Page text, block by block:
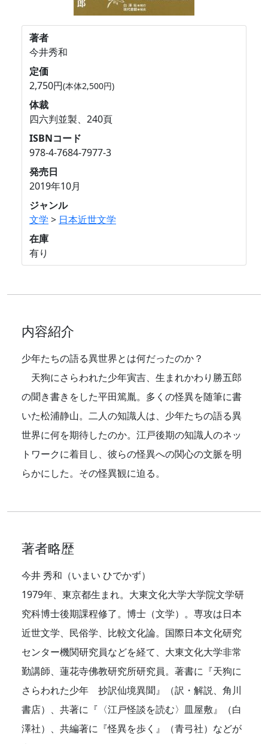
著者
今井秀和
定価
2,750円(本体2,500円)
体裁
四六判並製、240頁
ISBNコード
978-4-7684-7977-3
発売日
2019年10月
ジャンル
文学 > 日本近世文学
在庫
有り
内容紹介
少年たちの語る異世界とは何だったのか？
天狗にさらわれた少年寅吉、生まれかわり勝五郎
の聞き書きをした平田篤胤。多くの怪異を随筆に書
いた松浦静山。二人の知識人は、少年たちの語る異
世界に何を期待したのか。江戸後期の知識人のネッ
トワークに着目し、彼らの怪異への関心の文脈を明
らかにした。その怪異観に迫る。
著者略歴
今井 秀和（いまい ひでかず）
1979年、東京都生まれ。大東文化大学大学院文学研
究科博士後期課程修了。博士（文学）。専攻は日本
近世文学、民俗学、比較文化論。国際日本文化研究
センター機関研究員などを経て、大東文化大学非常
勤講師、蓮花寺佛教研究所研究員。著書に『天狗に
さらわれた少年 抄訳仙境異聞』（訳・解説、角川
書店）、共著に『〈江戸怪談を読む〉皿屋敷』（白
澤社）、共編著に『怪異を歩く』（青弓社）などが